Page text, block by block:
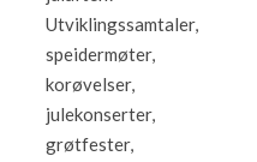
Utviklingssamtaler,
speidermøter,
korøvelser,
julekonserter,
grøtfester,